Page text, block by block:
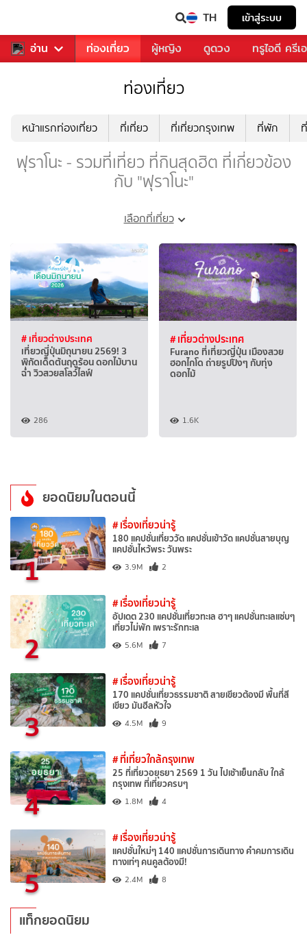
TH เข้าสู่ระบบ
อ่าน
ลง อาหาร ท่องเที่ยว ผู้หญิง ดูดวง ทรูไอดี ครีเ
ท่องเที่ยว
หน้าแรกท่องเที่ยว ที่เที่ยว ที่เที่ยวกรุงเทพ ที่พัก
ฟุราโนะ - รวมที่เที่ยว ที่กินสุดฮิต ที่เกี่ยวข้อง
กับ "ฟุราโนะ"
เลือกที่เที่ยว
# เที่ยวต่างประเทศ
เที่ยวญี่ปุ่นมิถุนายน 2569! 3
พิกัดเด็ดต้นฤดูร้อน ดอกไม้บาน
ฉ่ำ วิวสวยสโลว์ไลฟ์
286
# เที่ยวต่างประเทศ
Furano ที่เที่ยวญี่ปุ่น เมืองสวย
ฮอกไกโด ถ่ายรูปปังๆ กับทุ่ง
ดอกไม้
1.6K
ยอดนิยมในตอนนี้
1
# เรื่องเที่ยวน่ารู้
180 แคปชั่นเที่ยววัด แคปชั่นเข้าวัด แคปชั่นสายบุญ
แคปชั่นไหว้พระ วันพระ
3.9M 2
2
# เรื่องเที่ยวน่ารู้
อัปเดต 230 แคปชั่นเที่ยวทะเล ฮาๆ แคปชั่นทะเลแซ่บๆ
เที่ยวไม่พัก เพราะรักทะเล
5.6M 7
3
# เรื่องเที่ยวน่ารู้
170 แคปชั่นเที่ยวธรรมชาติ สายเขียวต้องมี พื้นที่สี
เขียว มันฮีลหัวใจ
4.5M 9
4
# ที่เที่ยวใกล้กรุงเทพ
25 ที่เที่ยวอยุธยา 2569 1 วัน ไปเช้าเย็นกลับ ใกล้
กรุงเทพ ที่เที่ยวครบๆ
1.8M 4
5
# เรื่องเที่ยวน่ารู้
แคปชั่นใหม่ๆ 140 แคปชั่นการเดินทาง คำคมการเดิน
ทางเท่ๆ คนคูลต้องมี!
2.4M 8
แท็กยอดนิยม